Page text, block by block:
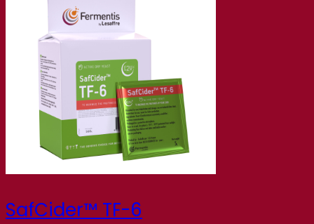
SafCider™ TF-6